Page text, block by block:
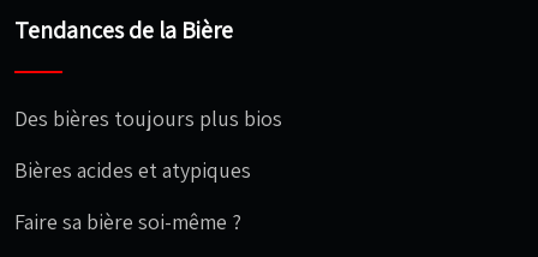
Tendances de la Bière
Des bières toujours plus bios
Bières acides et atypiques
Faire sa bière soi-même ?